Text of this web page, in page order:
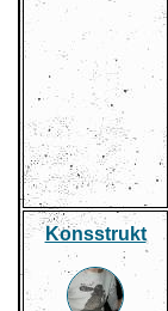
Konsstrukt